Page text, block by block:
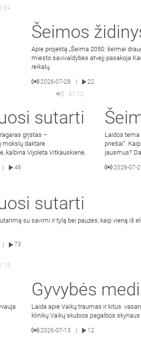
Šeimos
Apie projektą „Šeima 2050: šeimai
miesto savivaldybės atvejį pasakoja
reikalų
2026-07-28
22
37:12
sutarti
grįstas –
mokslų daktarė
kalbina Vijoleta Vitkauskienė.
| 46
Laidos tema
priešai“.
jausmus?
2026-07-
sutarti
su savimi ir tylą bei pauzes, kaip vieną iš
73
Gyvybės
Laida apie Vaikų traumas ir kitus
klinikų Vaikų skubios pagalbos skyriaus
2026-07-13 12